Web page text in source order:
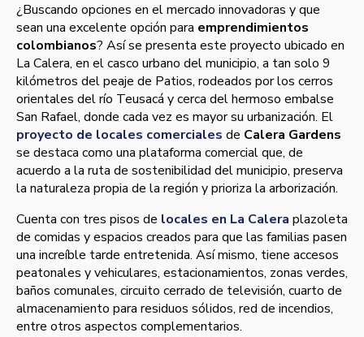
¿Buscando opciones en el mercado innovadoras y que
sean una excelente opción para emprendimientos
colombianos? Así se presenta este proyecto ubicado en
La Calera, en el casco urbano del municipio, a tan solo 9
kilómetros del peaje de Patios, rodeados por los cerros
orientales del río Teusacá y cerca del hermoso embalse
San Rafael, donde cada vez es mayor su urbanización. El
proyecto de locales comerciales de Calera Gardens
se destaca como una plataforma comercial que, de
acuerdo a la ruta de sostenibilidad del municipio, preserva
la naturaleza propia de la región y prioriza la arborización.
Cuenta con tres pisos de locales en La Calera plazoleta
de comidas y espacios creados para que las familias pasen
una increíble tarde entretenida. Así mismo, tiene accesos
peatonales y vehiculares, estacionamientos, zonas verdes,
baños comunales, circuito cerrado de televisión, cuarto de
almacenamiento para residuos sólidos, red de incendios,
entre otros aspectos complementarios.